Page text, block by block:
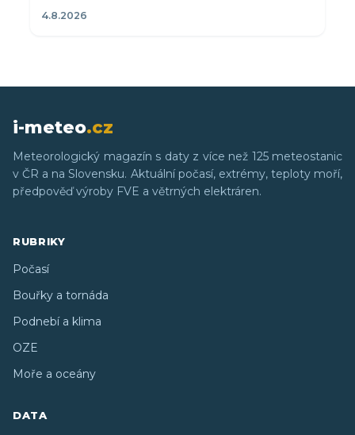
4.8.2026
i-meteo.cz
Meteorologický magazín s daty z více než 125 meteostanic
v ČR a na Slovensku. Aktuální počasí, extrémy, teploty moří,
předpověď výroby FVE a větrných elektráren.
RUBRIKY
Počasí
Bouřky a tornáda
Podnebí a klima
OZE
Moře a oceány
DATA